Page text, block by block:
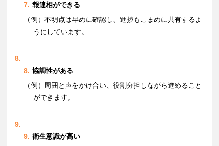
報連相ができる
（例）不明点は早めに確認し、進捗もこまめに共有するよ
うにしています。
協調性がある
（例）周囲と声をかけ合い、役割分担しながら進めること
ができます。
衛生意識が高い